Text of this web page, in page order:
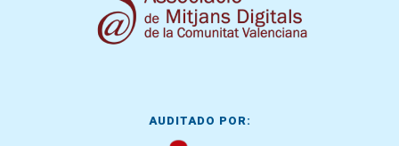
AUDITADO POR: